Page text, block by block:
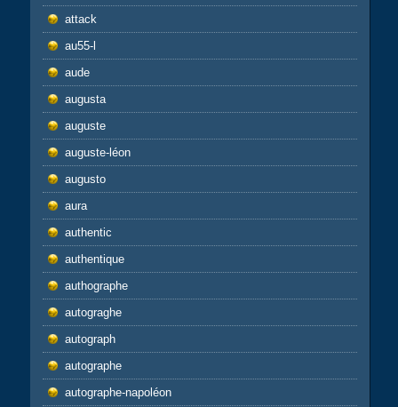
attack
au55-l
aude
augusta
auguste
auguste-léon
augusto
aura
authentic
authentique
authographe
autograghe
autograph
autographe
autographe-napoléon